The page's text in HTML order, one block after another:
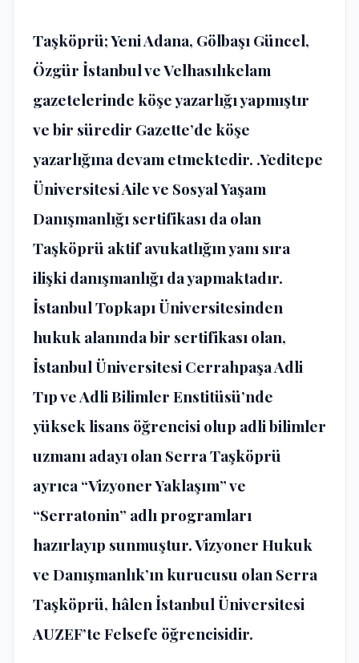
Taşköprü; Yeni Adana, Gölbaşı Güncel,
Özgür İstanbul ve Velhasılıkelam
gazetelerinde köşe yazarlığı yapmıştır
ve bir süredir Gazette’de köşe
yazarlığına devam etmektedir. .Yeditepe
Üniversitesi Aile ve Sosyal Yaşam
Danışmanlığı sertifikası da olan
Taşköprü aktif avukatlığın yanı sıra
ilişki danışmanlığı da yapmaktadır.
İstanbul Topkapı Üniversitesinden
hukuk alanında bir sertifikası olan,
İstanbul Üniversitesi Cerrahpaşa Adli
Tıp ve Adli Bilimler Enstitüsü’nde
yüksek lisans öğrencisi olup adli bilimler
uzmanı adayı olan Serra Taşköprü
ayrıca “Vizyoner Yaklaşım” ve
“Serratonin” adlı programları
hazırlayıp sunmuştur. Vizyoner Hukuk
ve Danışmanlık’ın kurucusu olan Serra
Taşköprü, hâlen İstanbul Üniversitesi
AUZEF’te Felsefe öğrencisidir.